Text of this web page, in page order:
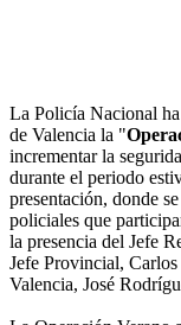
La Policía Nacional ha
de Valencia la "
incrementar la
durante el periodo
presentación, donde
policiales que
la presencia del Jefe
Jefe Provincial,
Valencia, José